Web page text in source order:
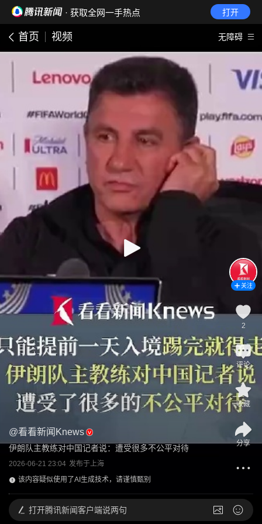
· 获取全网一手热点 打开
首页 视频 无障碍
@看看新闻Knews
伊朗队主教练对中国记者说：遭受很多不公平对待
2026-06-21 23:04 发布于上海
该内容疑似使用了AI生成技术，请谨慎甄别
关注
2
评论
收藏
分享
打开腾讯新闻客户端说两句